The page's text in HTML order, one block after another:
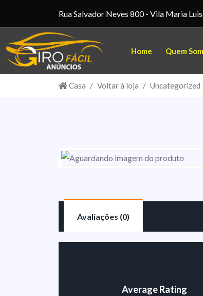
Rua Salvador Neves 800 - Vila Maria
Home Quem
Casa Voltar à loja Uncategorized
Avaliações (0)
Average Rating